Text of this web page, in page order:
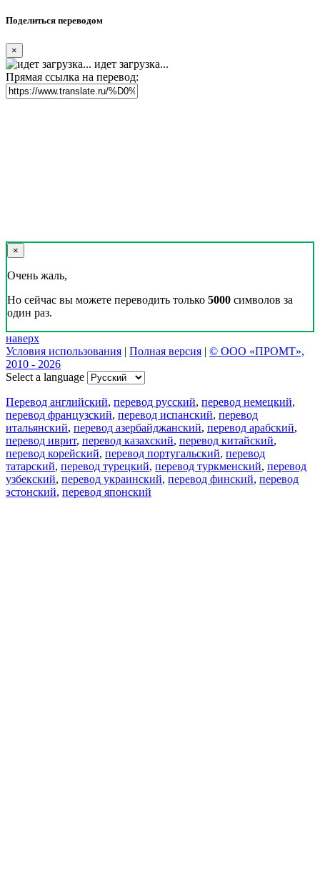
Поделиться переводом
×
идет загрузка...
Прямая ссылка на перевод:
×
Очень жаль,
Но сейчас вы можете переводить только 5000 символов за
один раз.
наверх
Условия использования | Полная версия | © ООО «ПРОМТ»,
2010 - 2026
Select a language
Перевод английский, перевод русский, перевод немецкий,
перевод французский, перевод испанский, перевод
итальянский, перевод азербайджанский, перевод арабский,
перевод иврит, перевод казахский, перевод китайский,
перевод корейский, перевод португальский, перевод
татарский, перевод турецкий, перевод туркменский, перевод
узбекский, перевод украинский, перевод финский, перевод
эстонский, перевод японский